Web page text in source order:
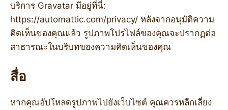
บริการ Gravatar มีอยู่ที่นี่:
https://automattic.com/privacy/ หลังจากอนุมัติความ
คิดเห็นของคุณแล้ว รูปภาพโปรไฟล์ของคุณจะปรากฏต่อ
สาธารณะในบริบทของความคิดเห็นของคุณ
สื่อ
หากคุณอัปโหลดรูปภาพไปยังเว็บไซต์ คุณควรหลีกเลี่ยง